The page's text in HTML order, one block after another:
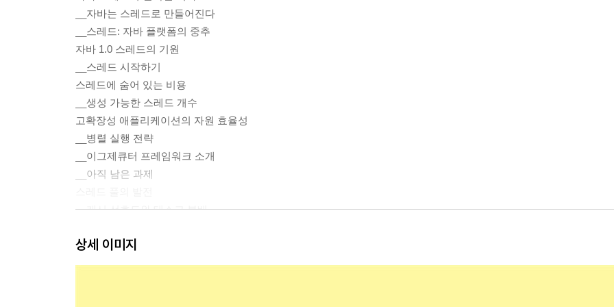
__자바는 스레드로 만들어진다
__스레드: 자바 플랫폼의 중추
자바 1.0 스레드의 기원
__스레드 시작하기
스레드에 숨어 있는 비용
__생성 가능한 스레드 개수
고확장성 애플리케이션의 자원 효율성
__병렬 실행 전략
__이그제큐터 프레임워크 소개
__아직 남은 과제
__캐시 선호도와 태스크 분배
__CompletableFuture를 활용한 작업 흐름 조합
또 다른 패러다임의 비동기 프로그래밍
상세 이미지